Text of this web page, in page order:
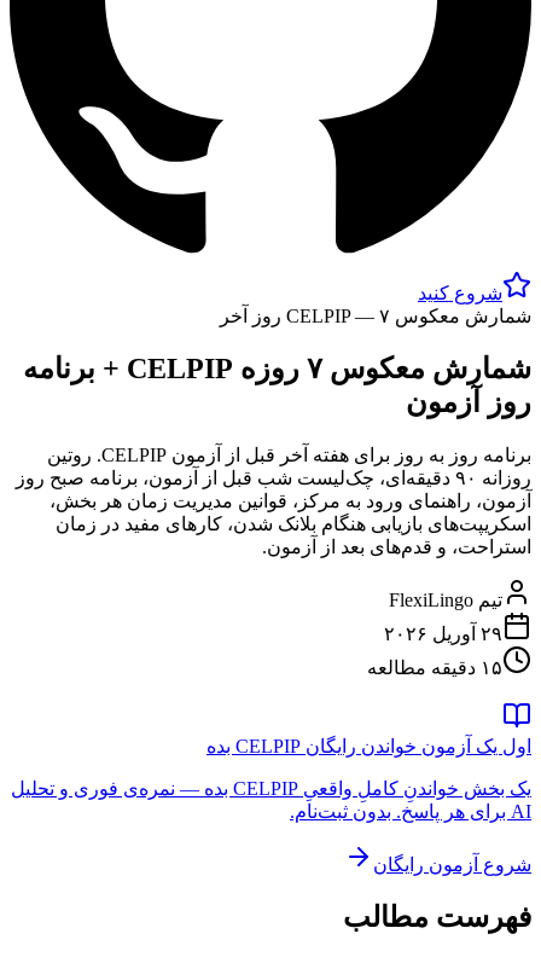
شروع کنید
شمارش معکوس CELPIP — ۷ روز آخر
شمارش معکوس ۷ روزه CELPIP + برنامه
روز آزمون
برنامه روز به روز برای هفته آخر قبل از آزمون CELPIP. روتین
روزانه ۹۰ دقیقه‌ای، چک‌لیست شب قبل از آزمون، برنامه صبح روز
آزمون، راهنمای ورود به مرکز، قوانین مدیریت زمان هر بخش،
اسکریپت‌های بازیابی هنگام بلانک شدن، کارهای مفید در زمان
استراحت، و قدم‌های بعد از آزمون.
تیم FlexiLingo
۲۹ آوریل ۲۰۲۶
۱۵ دقیقه مطالعه
اول یک آزمون خواندن رایگان CELPIP بده
یک بخش خواندنِ کاملِ واقعیِ CELPIP بده — نمره‌ی فوری و تحلیل
AI برای هر پاسخ. بدون ثبت‌نام.
شروع آزمون رایگان
فهرست مطالب